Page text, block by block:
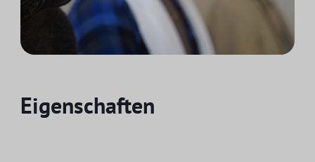
Eigenschaften